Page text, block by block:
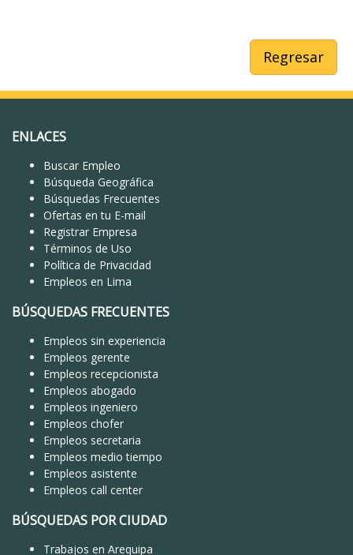
Regresar
ENLACES
Buscar Empleo
Búsqueda Geográfica
Búsquedas Frecuentes
Ofertas en tu E-mail
Registrar Empresa
Términos de Uso
Política de Privacidad
Empleos en Lima
BÚSQUEDAS FRECUENTES
Empleos sin experiencia
Empleos gerente
Empleos recepcionista
Empleos abogado
Empleos ingeniero
Empleos chofer
Empleos secretaria
Empleos medio tiempo
Empleos asistente
Empleos call center
BÚSQUEDAS POR CIUDAD
Trabajos en Arequipa